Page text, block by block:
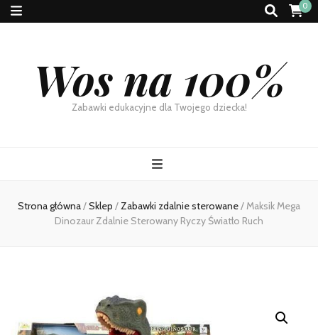
0
Wos na 100%
Zabawki edukacyjne dla Twojego dziecka!
Strona główna/Sklep /Zabawki zdalnie sterowane/Maksik Mega
Dinozaur Zdalnie Sterowany Ryczy Światło Ruch